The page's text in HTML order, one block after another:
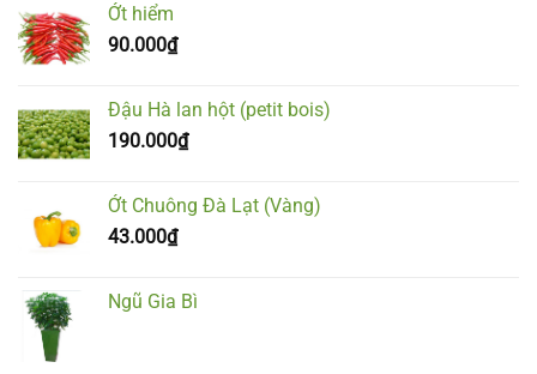
Ớt hiểm
90.000₫
Đậu Hà lan hột (petit bois)
190.000₫
Ớt Chuông Đà Lạt (Vàng)
43.000₫
Ngũ Gia Bì